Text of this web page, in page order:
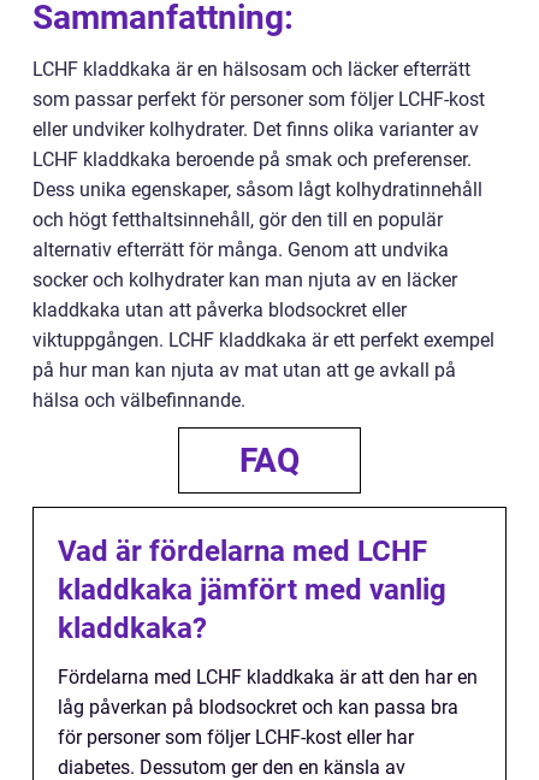
Sammanfattning:
LCHF kladdkaka är en hälsosam och läcker efterrätt
som passar perfekt för personer som följer LCHF-kost
eller undviker kolhydrater. Det finns olika varianter av
LCHF kladdkaka beroende på smak och preferenser.
Dess unika egenskaper, såsom lågt kolhydratinnehåll
och högt fetthaltsinnehåll, gör den till en populär
alternativ efterrätt för många. Genom att undvika
socker och kolhydrater kan man njuta av en läcker
kladdkaka utan att påverka blodsockret eller
viktuppgången. LCHF kladdkaka är ett perfekt exempel
på hur man kan njuta av mat utan att ge avkall på
hälsa och välbefinnande.
FAQ
Vad är fördelarna med LCHF
kladdkaka jämfört med vanlig
kladdkaka?
Fördelarna med LCHF kladdkaka är att den har en
låg påverkan på blodsockret och kan passa bra
för personer som följer LCHF-kost eller har
diabetes. Dessutom ger den en känsla av